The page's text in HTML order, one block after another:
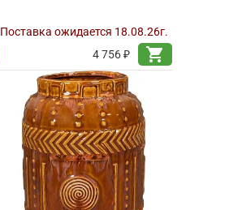
Поставка ожидается 18.08.26г.
4 756 ₽
shopping_cart